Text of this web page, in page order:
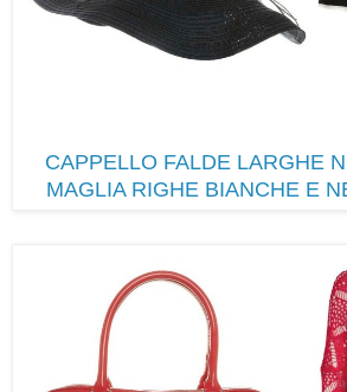
CAPPELLO FALDE LARGHE
MAGLIA RIGHE BIANCHE E